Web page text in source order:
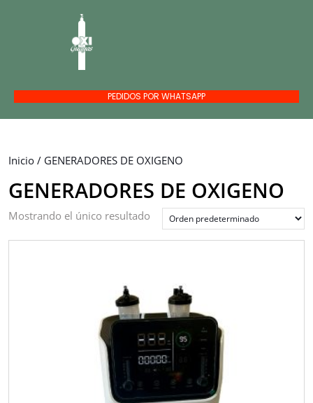
PEDIDOS POR WHATSAPP
Inicio / GENERADORES DE OXIGENO
GENERADORES DE OXIGENO
Mostrando el único resultado